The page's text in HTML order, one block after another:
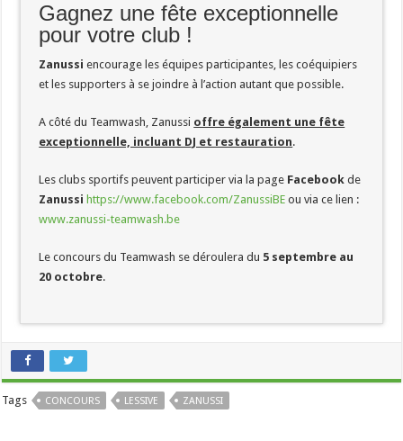
Gagnez une fête exceptionnelle
pour votre club !
Zanussi encourage les équipes participantes, les coéquipiers
et les supporters à se joindre à l’action autant que possible.
A côté du Teamwash, Zanussi offre également une fête
exceptionnelle, incluant DJ et restauration.
Les clubs sportifs peuvent participer via la page Facebook de
Zanussi https://www.facebook.com/ZanussiBEou via ce lien :
www.zanussi-teamwash.be
Le concours du Teamwash se déroulera du 5 septembre au
20 octobre.
Tags CONCOURS LESSIVE ZANUSSI